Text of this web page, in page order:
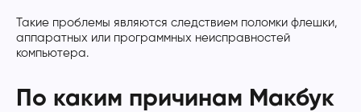
Такие проблемы являются следствием поломки флешки,
аппаратных или программных неисправностей
компьютера.
По каким причинам Макбук